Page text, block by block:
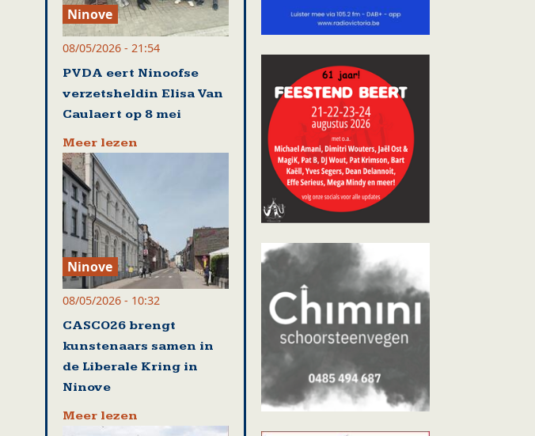
Ninove
08/05/2026 - 21:54
PVDA eert Ninoofse
verzetsheldin Elisa Van
Caulaert op 8 mei
Meer lezen
Ninove
08/05/2026 - 10:32
CASCO26 brengt
kunstenaars samen in
de Liberale Kring in
Ninove
Meer lezen